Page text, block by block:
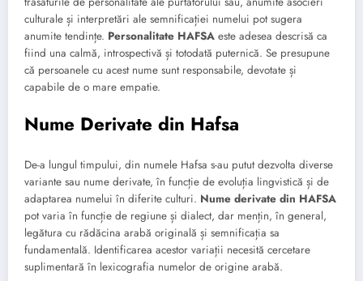
culturale și interpretări ale semnificației numelui pot sugera
anumite tendințe. Personalitate HAFSA este adesea descrisă ca
fiind una calmă, introspectivă și totodată puternică. Se presupune
că persoanele cu acest nume sunt responsabile, devotate și
capabile de o mare empatie.
Nume Derivate din Hafsa
De-a lungul timpului, din numele Hafsa s-au putut dezvolta diverse
variante sau nume derivate, în funcție de evoluția lingvistică și de
adaptarea numelui în diferite culturi. Nume derivate din HAFSA
pot varia în funcție de regiune și dialect, dar mențin, în general,
legătura cu rădăcina arabă originală și semnificația sa
fundamentală. Identificarea acestor variații necesită cercetare
suplimentară în lexicografia numelor de origine arabă.